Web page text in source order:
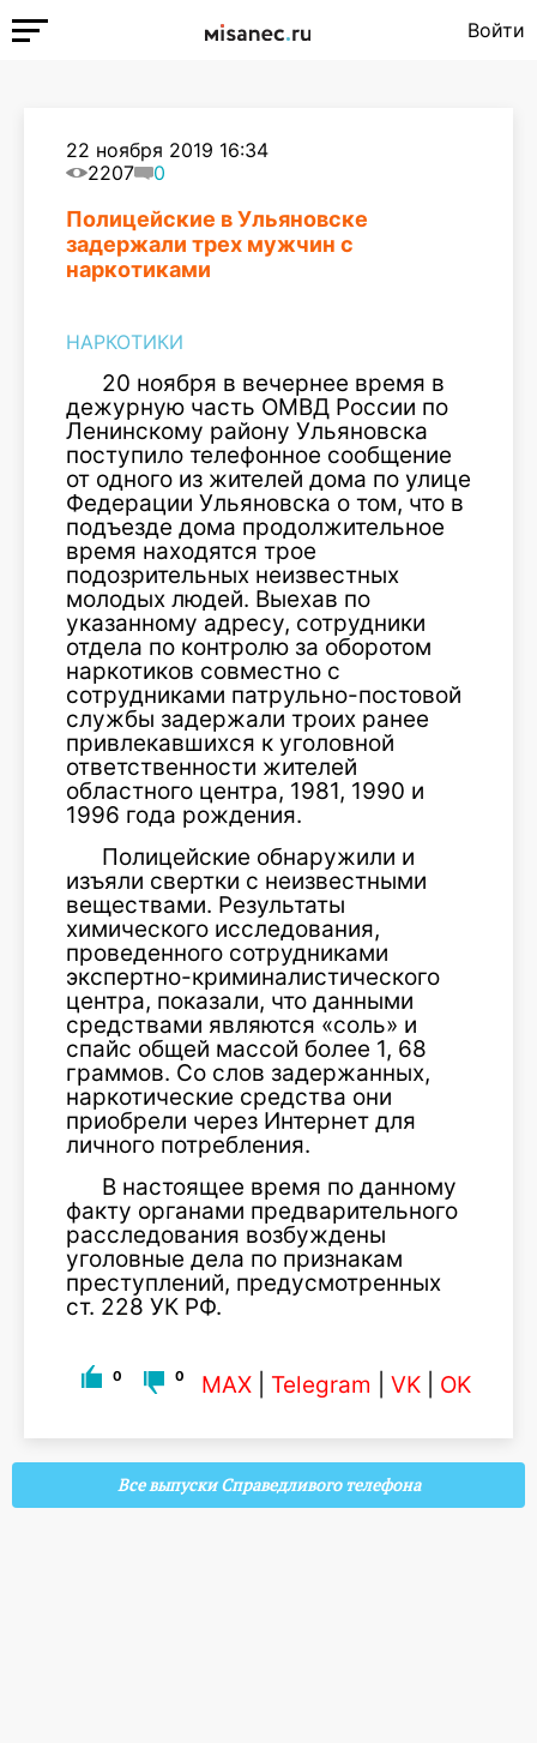
Войти
22 ноября 2019 16:34
2207
0
Полицейские в Ульяновске
задержали трех мужчин с
наркотиками
НАРКОТИКИ
20 ноября в вечернее время в
дежурную часть ОМВД России по
Ленинскому району Ульяновска
поступило телефонное сообщение
от одного из жителей дома по улице
Федерации Ульяновска о том, что в
подъезде дома продолжительное
время находятся трое
подозрительных неизвестных
молодых людей. Выехав по
указанному адресу, сотрудники
отдела по контролю за оборотом
наркотиков совместно с
сотрудниками патрульно-постовой
службы задержали троих ранее
привлекавшихся к уголовной
ответственности жителей
областного центра, 1981, 1990 и
1996 года рождения.
Полицейские обнаружили и
изъяли свертки с неизвестными
веществами. Результаты
химического исследования,
проведенного сотрудниками
экспертно-криминалистического
центра, показали, что данными
средствами являются «соль» и
спайс общей массой более 1, 68
граммов. Со слов задержанных,
наркотические средства они
приобрели через Интернет для
личного потребления.
В настоящее время по данному
факту органами предварительного
расследования возбуждены
уголовные дела по признакам
преступлений, предусмотренных
ст. 228 УК РФ.
0 0 MAX Telegram VK OK
Все выпуски Справедливого телефона